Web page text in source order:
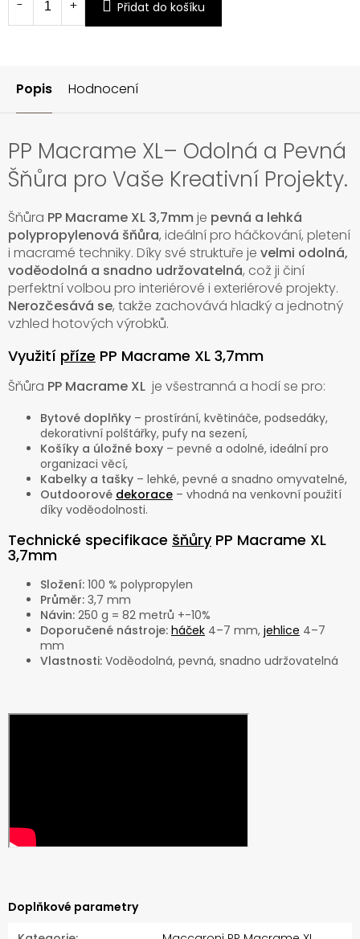
Přidat do košíku
Popis Hodnocení
PP Macrame XL– Odolná a Pevná
Šňůra pro Vaše Kreativní Projekty.
Šňůra PP Macrame XL 3,7mm je pevná a lehká
polypropylenová šňůra, ideální pro háčkování, pletení
i macramé techniky. Díky své struktuře je velmi odolná,
voděodolná a snadno udržovatelná, což ji činí
perfektní volbou pro interiérové i exteriérové projekty.
Nerozčesává se, takže zachovává hladký a jednotný
vzhled hotových výrobků.
Využití příze PP Macrame XL 3,7mm
Šňůra PP Macrame XL je všestranná a hodí se pro:
Bytové doplňky – prostírání, květináče, podsedáky,
dekorativní polštářky, pufy na sezení,
Košíky a úložné boxy – pevné a odolné, ideální pro
organizaci věcí,
Kabelky a tašky – lehké, pevné a snadno omyvatelné,
Outdoorové dekorace – vhodná na venkovní použití
díky voděodolnosti.
Technické specifikace šňůryPP Macrame XL
3,7mm
Složení: 100 % polypropylen
Průměr: 3,7 mm
Návin: 250 g = 82 metrů +-10%
Doporučené nástroje: háček 4–7 mm, jehlice 4–7
mm
Vlastnosti: Voděodolná, pevná, snadno udržovatelná
Doplňkové parametry